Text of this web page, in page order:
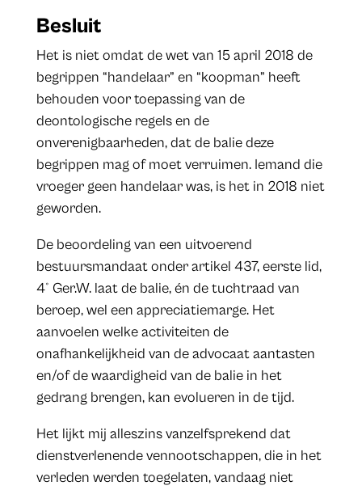
Besluit
Het is niet omdat de wet van 15 april 2018 de
begrippen “handelaar” en “koopman” heeft
behouden voor toepassing van de
deontologische regels en de
onverenigbaarheden, dat de balie deze
begrippen mag of moet verruimen. Iemand die
vroeger geen handelaar was, is het in 2018 niet
geworden.
De beoordeling van een uitvoerend
bestuursmandaat onder artikel 437, eerste lid,
4° Ger.W. laat de balie, én de tuchtraad van
beroep, wel een appreciatiemarge. Het
aanvoelen welke activiteiten de
onafhankelijkheid van de advocaat aantasten
en/of de waardigheid van de balie in het
gedrang brengen, kan evolueren in de tijd.
Het lijkt mij alleszins vanzelfsprekend dat
dienstverlenende vennootschappen, die in het
verleden werden toegelaten, vandaag niet